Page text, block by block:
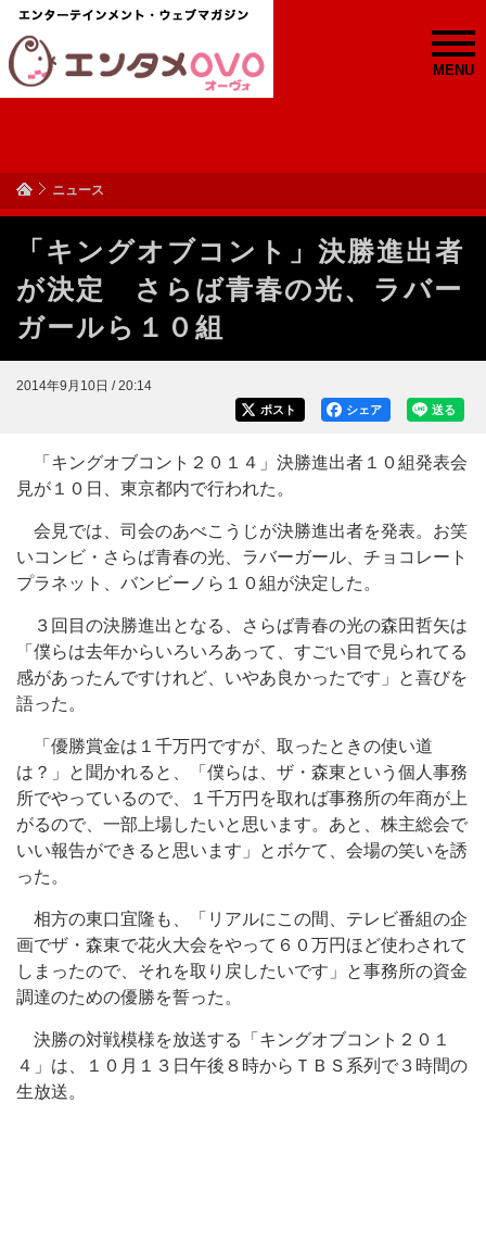
MENU
ニュース
「キングオブコント」決勝進出者
が決定 さらば青春の光、ラバー
ガールら１０組
2014年9月10日 / 20:14
送る
シェア
ポスト
「キングオブコント２０１４」決勝進出者１０組発表会
見が１０日、東京都内で行われた。
会見では、司会のあべこうじが決勝進出者を発表。お笑
いコンビ・さらば青春の光、ラバーガール、チョコレート
プラネット、バンビーノら１０組が決定した。
３回目の決勝進出となる、さらば青春の光の森田哲矢は
「僕らは去年からいろいろあって、すごい目で見られてる
感があったんですけれど、いやあ良かったです」と喜びを
語った。
「優勝賞金は１千万円ですが、取ったときの使い道
は？」と聞かれると、「僕らは、ザ・森東という個人事務
所でやっているので、１千万円を取れば事務所の年商が上
がるので、一部上場したいと思います。あと、株主総会で
いい報告ができると思います」とボケて、会場の笑いを誘
った。
相方の東口宜隆も、「リアルにこの間、テレビ番組の企
画でザ・森東で花火大会をやって６０万円ほど使わされて
しまったので、それを取り戻したいです」と事務所の資金
調達のための優勝を誓った。
決勝の対戦模様を放送する「キングオブコント２０１
４」は、１０月１３日午後８時からＴＢＳ系列で３時間の
生放送。